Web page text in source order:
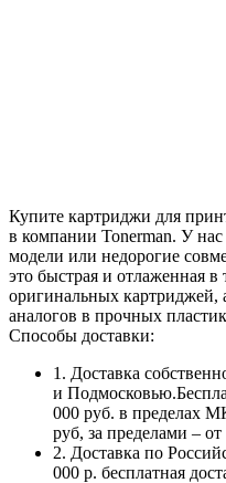
Купите картриджи для
в компании Tonerman. У
модели или недорогие
это быстрая и отлаженная в
оригинальных картриджей,
аналогов в прочных
Способы доставки:
1. Доставка
и
000 руб. в пределах
руб, за пределами – от
2. Доставка по
000 р. бесплатная